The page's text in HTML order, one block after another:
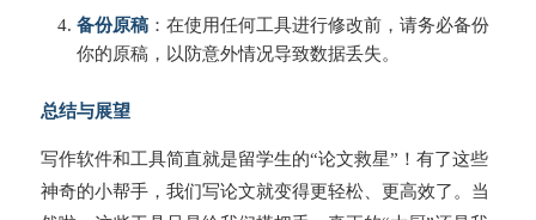
备份原稿：在使用任何工具进行修改前，请务必备份
你的原稿，以防意外情况导致数据丢失。
总结与展望
写作软件和工具简直就是留学生的“论文救星”！有了这些
神奇的小帮手，我们写论文就变得更轻松、更高效了。当